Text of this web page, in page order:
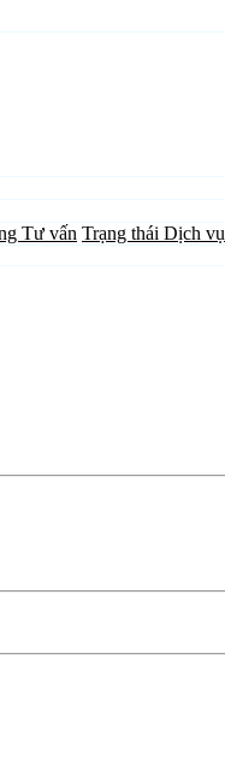
Tư vấn Trạng thái Dịch vụ